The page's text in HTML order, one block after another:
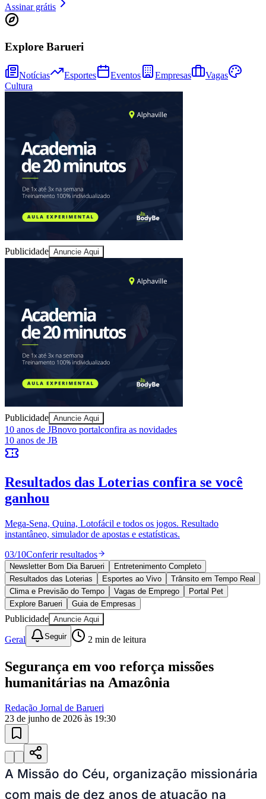
Sport
Assinar grátis
Explore Barueri
Notícias Esportes Eventos Empresas
Vagas
Cultura
Publicidade Anuncie Aqui
Publicidade Anuncie Aqui
10 anos de JBnovo portalconfira as novidades
Esportes ao Vivo
atualizadas
Paulistão, Brasileirão, Champions League e mais. Placar em tempo
real, classificação e notícias esportivas.